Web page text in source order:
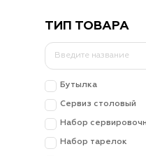
ТИП ТОВАРА
Бутылка
Сервиз столовый
Набор
Набор тарелок